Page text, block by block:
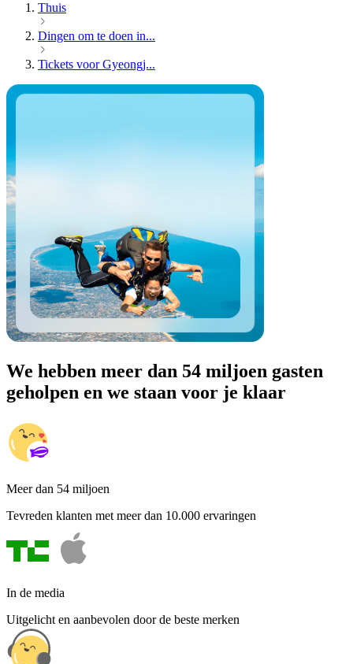
Thuis
Dingen om te doen in...
Tickets voor Gyeongj...
We hebben meer dan 54 miljoen gasten
geholpen en we staan voor je klaar
Meer dan 54 miljoen
Tevreden klanten met meer dan 10.000 ervaringen
In de media
Uitgelicht en aanbevolen door de beste merken